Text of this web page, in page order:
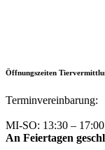
Öffnungszeiten
Terminvereinbarung:
MI-SO: 13:30 –
An Feiertagen